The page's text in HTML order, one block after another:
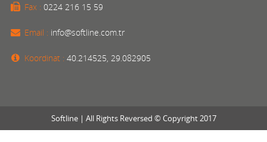
Fax : 0224 216 15 59
Email : info@softline.com.tr
Koordinat : 40.214525, 29.082905
Softline | All Rights Reversed © Copyright 2017